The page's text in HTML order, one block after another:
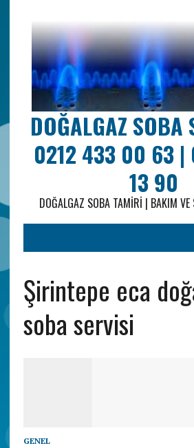
DOĞALGAZ SOBA
0212 433 00 63 |
13 90
DOĞALGAZ SOBA TAMIRI | BAKIM VE
Şirintepe eca
soba servisi
GENEL